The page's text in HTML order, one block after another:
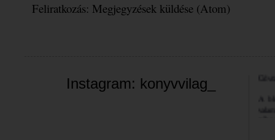
Feliratkozás: Megjegyzések küldése (Atom)
Instagram: konyvvilag_